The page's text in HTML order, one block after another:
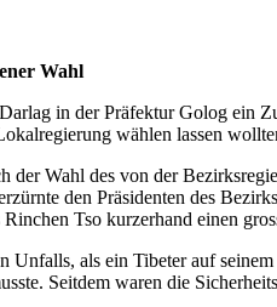
Wahl
in der Präfektur Golog ein
wählen lassen
Wahl des von der
den Präsidenten des
Tso kurzerhand einen
Unfalls, als ein Tibeter auf
Seitdem waren die